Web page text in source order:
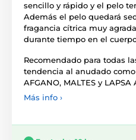
sencillo y rápido y el pelo
Además el pelo quedará
fragancia cítrica muy
durante tiempo en el
Recomendado para todas
tendencia al anudado como
AFGANO, MALTES y LAPSA
Más info ›